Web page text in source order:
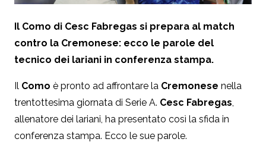
Il Como di Cesc Fabregas si prepara al match
contro la Cremonese: ecco le parole del
tecnico dei lariani in conferenza stampa.
Il Como è pronto ad affrontare la Cremonese nella
trentottesima giornata di Serie A. Cesc Fabregas,
allenatore dei lariani, ha presentato così la sfida in
conferenza stampa. Ecco le sue parole.